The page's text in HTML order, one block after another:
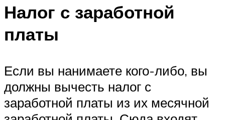
Налог с заработной
платы
Если вы нанимаете кого-либо, вы
должны вычесть налог с
заработной платы из их месячной